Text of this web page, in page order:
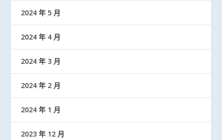
2024 年 5 月
2024 年 4 月
2024 年 3 月
2024 年 2 月
2024 年 1 月
2023 年 12 月